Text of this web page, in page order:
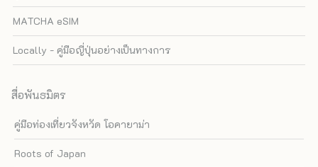
MATCHA eSIM
Locally - คู่มือญี่ปุ่นอย่างเป็นทางการ
สื่อพันธมิตร
คู่มือท่องเที่ยวจังหวัด โอคายาม่า
Roots of Japan